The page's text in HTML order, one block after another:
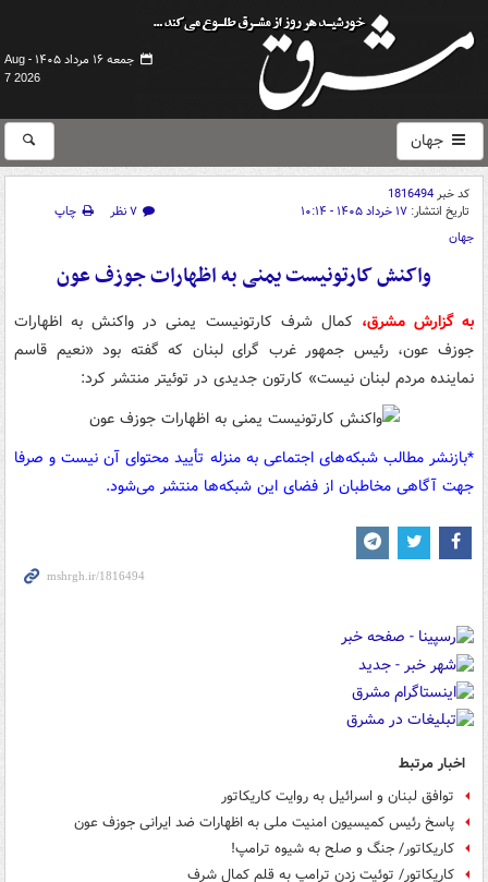
جمعه ۱۶ مرداد ۱۴۰۵ -
Aug
7 2026
جهان
کد خبر1816494
تاریخ انتشار: ۱۷ خرداد ۱۴۰۵ - ۱۰:۱۴ ۷ نظر
چاپ
جهان
واکنش کارتونیست یمنی به اظهارات جوزف عون
به گزارش مشرق، کمال شرف کارتونیست یمنی در واکنش به اظهارات
جوزف عون، رئیس جمهور غرب گرای لبنان که گفته بود «نعیم قاسم
نماینده مردم لبنان نیست» کارتون جدیدی در توئیتر منتشر کرد:
*بازنشر مطالب شبکه‌های اجتماعی به منزله تأیید محتوای آن نیست و صرفا
جهت آگاهی مخاطبان از فضای این شبکه‌ها منتشر می‌شود.
اخبار مرتبط
توافق لبنان و اسرائیل به روایت کاریکاتور
پاسخ رئیس کمیسیون امنیت ملی به اظهارات ضد ایرانی جوزف عون
کاریکاتور/ جنگ و صلح به شیوه ترامپ!
کاریکاتور/ توئیت زدن ترامپ به قلم کمال شرف